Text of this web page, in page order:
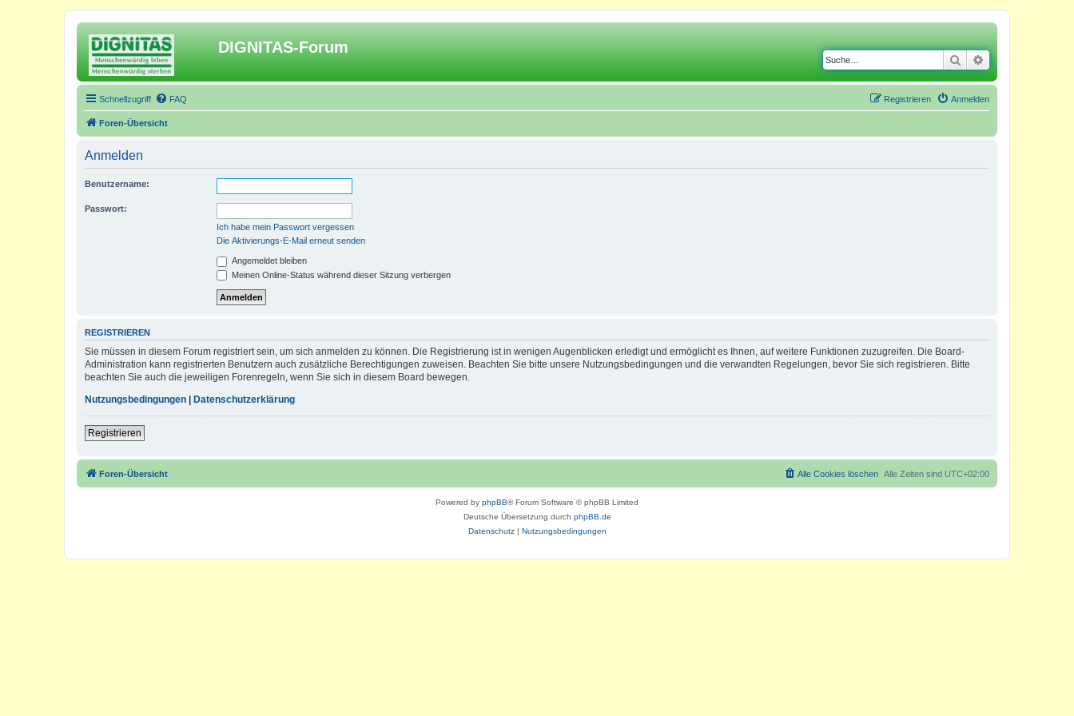
DIGNITAS-Forum
Suche
Schnellzugriff FAQ Anmelden
Registrieren
Foren-Übersicht
Anmelden
Benutzername:
Passwort:
Ich habe mein Passwort vergessen
Die Aktivierungs-E-Mail erneut senden
Angemeldet bleiben
Meinen Online-Status während dieser Sitzung verbergen
REGISTRIEREN
Sie müssen in diesem Forum registriert sein, um sich anmelden zu können. Die Registrierung ist in wenigen Augenblicken erledigt und ermöglicht es Ihnen, auf weitere Funktionen zuzugreifen. Die Board-
Administration kann registrierten Benutzern auch zusätzliche Berechtigungen zuweisen. Beachten Sie bitte unsere Nutzungsbedingungen und die verwandten Regelungen, bevor Sie sich registrieren. Bitte
beachten Sie auch die jeweiligen Forenregeln, wenn Sie sich in diesem Board bewegen.
Nutzungsbedingungen | Datenschutzerklärung
Registrieren
Foren-Übersicht Alle Zeiten sind UTC+02:00
Alle Cookies löschen
Powered by phpBB® Forum Software © phpBB Limited
Deutsche Übersetzung durch phpBB.de
Datenschutz| Nutzungsbedingungen